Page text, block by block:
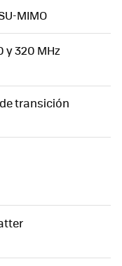
MIMO
y 320 MHz
transición